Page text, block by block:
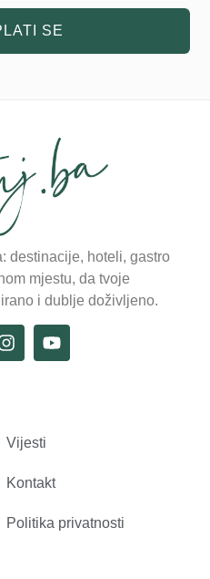
SE
destinacije, hoteli, gastro
mjestu, da tvoje
i dublje doživljeno.
Vijesti
Kontakt
Politika privatnosti